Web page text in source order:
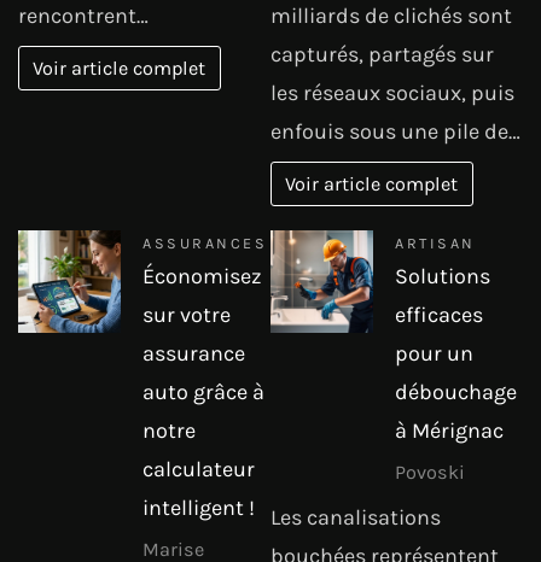
rencontrent…
Voir article complet
milliards de clichés sont
capturés, partagés sur
les réseaux sociaux, puis
enfouis sous une pile de…
Voir article complet
ASSURANCES
Économisez
sur votre
assurance
auto grâce à
notre
calculateur
intelligent !
Marise
ARTISAN
Solutions
efficaces
pour un
débouchage
à Mérignac
Povoski
Les canalisations
bouchées représentent